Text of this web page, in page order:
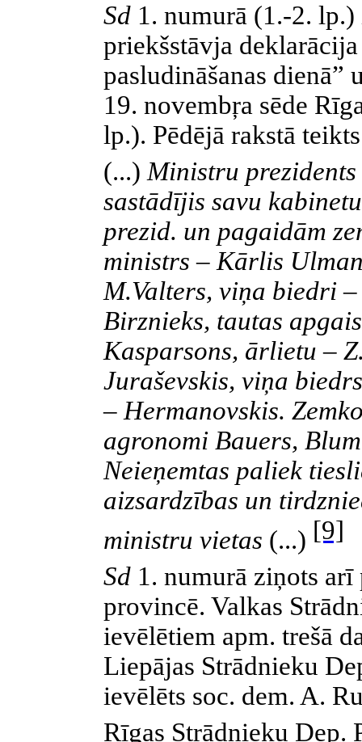
Sd 1. numurā (1.-2. lp.)
priekšstāvja
pasludināšanas dienā”
19. novembŗa sēde
lp.). Pēdējā rakstā
(...)Ministru
sastādījis savu
prezid. un pagaidām
ministrs – Kārlis
M.Valters, viņa biedri –
Birznieks, tautas
Kasparsons, ārlietu –
Juraševskis, viņa
– Hermanovskis.
agronomi Bauers,
Neieņemtas paliek
aizsardzības un
ministru vietas (...) [9]
Sd 1. numurā ziņots
provincē. Valkas
ievēlētiem apm. trešā
Liepājas Strādnieku
ievēlēts soc. dem. A.
Rīgas Strādnieku Dep.